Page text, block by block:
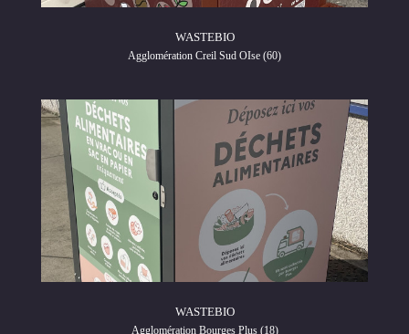
WASTEBIO
Agglomération Creil Sud OIse (60)
WASTEBIO
Agglomération Bourges Plus (18)